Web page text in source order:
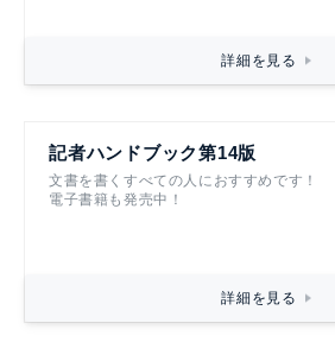
詳細を見る
記者ハンドブック第14版
文書を書くすべての人におすすめです！
電子書籍も発売中！
詳細を見る